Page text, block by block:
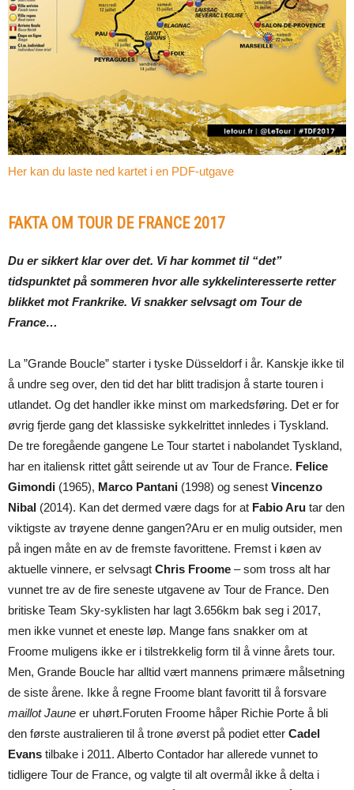
Summary - Stage 9 - Tour de France 2017
04:44
Summary - Stage 8 - Tour de France 2017
Summary - Stage 7 - Tour de France 2017
03:38
Summary - Stage 6 - Tour de France 2017
Summary - Stage 5 - Tour de France 2017
03:46
Summary - Stage 4 - Tour de France 2017
Summary - Stage 2 - Tour de France 2017
04:07
Summary - Stage 1 - Tour de France 2017
03:37
Her kan du laste ned kartet i en PDF-utgave
FAKTA OM TOUR DE FRANCE 2017
Du er sikkert klar over det. Vi har kommet til “det”
tidspunktet på sommeren hvor alle sykkelinteresserte retter
blikket mot Frankrike. Vi snakker selvsagt om Tour de
France…
La ”Grande Boucle” starter i tyske Düsseldorf i år. Kanskje ikke til
å undre seg over, den tid det har blitt tradisjon å starte touren i
utlandet. Og det handler ikke minst om markedsføring. Det er for
øvrig fjerde gang det klassiske sykkelrittet innledes i Tyskland.
De tre foregående gangene Le Tour startet i nabolandet Tyskland,
har en italiensk rittet gått seirende ut av Tour de France. Felice
Gimondi (1965), Marco Pantani (1998) og senest Vincenzo
Nibal (2014). Kan det dermed være dags for at Fabio Aru tar den
viktigste av trøyene denne gangen?Aru er en mulig outsider, men
på ingen måte en av de fremste favorittene. Fremst i køen av
aktuelle vinnere, er selvsagt Chris Froome – som tross alt har
vunnet tre av de fire seneste utgavene av Tour de France. Den
britiske Team Sky-syklisten har lagt 3.656km bak seg i 2017,
men ikke vunnet et eneste løp. Mange fans snakker om at
Froome muligens ikke er i tilstrekkelig form til å vinne årets tour.
Men, Grande Boucle har alltid vært mannens primære målsetning
de siste årene. Ikke å regne Froome blant favoritt til å forsvare
maillot Jaune er uhørt.Foruten Froome håper Richie Porte å bli
den første australieren til å trone øverst på podiet etter Cadel
Evans tilbake i 2011. Alberto Contador har allerede vunnet to
tidligere Tour de France, og valgte til alt overmål ikke å delta i